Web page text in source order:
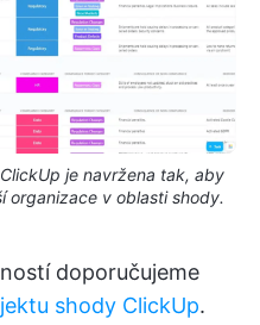
je navržena tak, aby
organizace v oblasti shody.
doporučujeme
shody ClickUp.